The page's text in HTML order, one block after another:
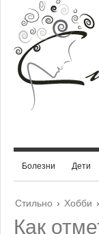
Болезни Дети
Стильно › Хобби ›
Как